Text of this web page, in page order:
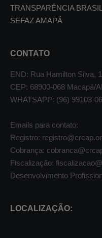
TRANSPARÊNCIA BRASIL
SEFAZ AMAPÁ
CONTATO
END: Rua Hamilton Silva,
CEP: 68900-068 Macapá/
WHATSAPP: (96) 99103-
Emails para contato:
Registro:
Cobrança:
Fiscalização:
Desenvolvimento
LOCALIZAÇÃO: